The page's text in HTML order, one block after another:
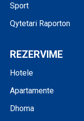
Sport
Qytetari Raporton
REZERVIME
Hotele
Apartamente
Dhoma